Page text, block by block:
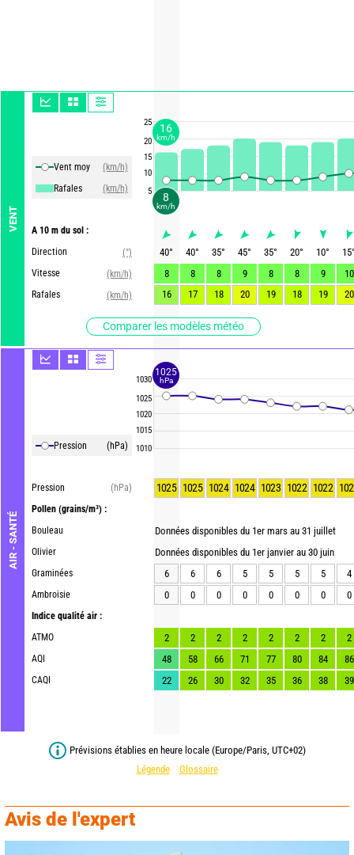
VENT
Vent moy
(km/h)
Rafales
(km/h)
A 10 m du sol :
Direction
(°)
Vitesse
(km/h)
Rafales
(km/h)
Comparer les modèles météo
AIR - SANTÉ
Pression (hPa)
Pression
(hPa)
Pollen (grains/m³) :
Bouleau
Olivier
Graminées
Ambroisie
Indice qualité air :
ATMO
AQI
CAQI
25
20
15
10
5
1030
1025
1020
1015
1010
40° 40° 35° 45° 35° 20° 10° 15
8
8 8 9 8 8 9
10
16
17 18 20 19 18 19 20
1025 1025 1024 1024 1023 1022 1022
Données disponibles du 1er mars au 31 juillet
Données disponibles du 1er janvier au 30 juin
6
6 6 5 5 5 5
4
0
0 0 0 0 0 0 0
2 2 2 2 2 2 2
2
48
58 66 71 77 80 84
86
22
26 30 32 35 36 38 39
Prévisions établies en heure locale (Europe/Paris, UTC+02)
Légende
Glossaire
Avis de l'expert
8
km/h
16
km/h
1025
hPa